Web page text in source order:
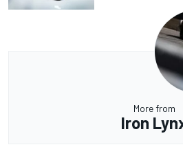
More from
Iron